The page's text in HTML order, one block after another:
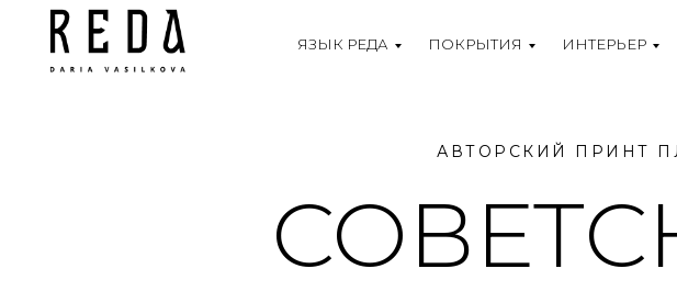
ЯЗЫК РЕДА ПОКРЫТИЯ ИНТЕРЬЕР
АВТОРСКИЙ ПРИНТ